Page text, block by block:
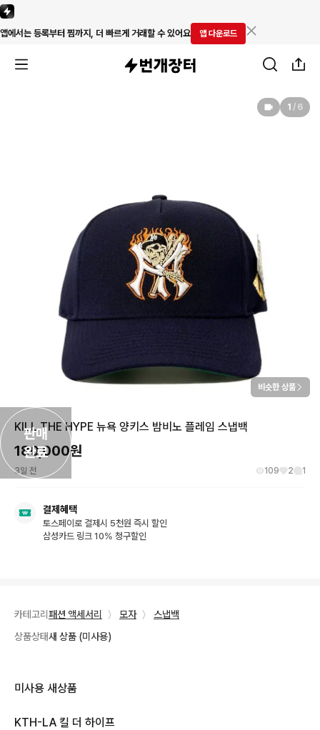
앱에서는 등록부터 찜까지, 더 빠르게 거래할 수 있어요 앱 다운로드
판매
완료
1 / 6
비슷한 상품
KILL THE HYPE 뉴욕 양키스 밤비노 플레임 스냅백
180,000원
3일 전 109 2 1
결제혜택
토스페이로 결제시 5천원 즉시 할인
삼성카드 링크 10% 청구할인
카테고리 패션 액세서리 〉 모자 〉
스냅백
상품상태새 상품 (미사용)
미사용 새상품
KTH-LA 킬 더 하이프